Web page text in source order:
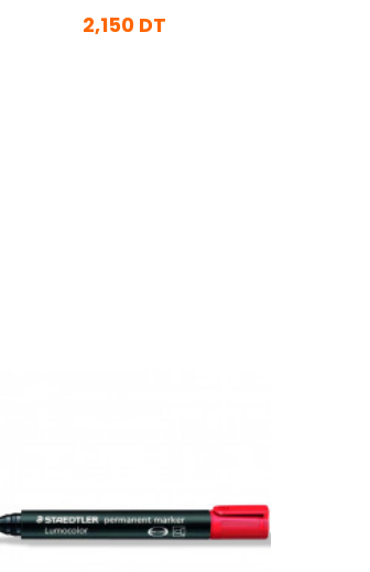
2,150 DT